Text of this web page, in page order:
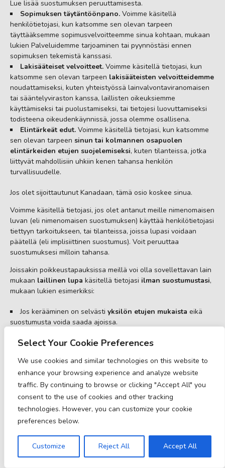
Select Your Cookie Preferences
We use cookies and similar technologies on this website to
enhance your browsing experience and analyze website
traffic. By continuing to browse or clicking "Accept All" you
consent to the use of cookies and other tracking
technologies. However, you can customize your cookie
preferences below.
Customize Reject All Accept All
Lue lisää suostumuksen peruuttamisesta.
Sopimuksen täytäntöönpano. Voimme käsitellä
henkilötietojasi, kun katsomme sen olevan tarpeen
täyttääksemme sopimusvelvoitteemme sinua kohtaan, mukaan
lukien Palveluidemme tarjoaminen tai pyynnöstäsi ennen
sopimuksen tekemistä kanssasi.
Lakisääteiset velvoitteet. Voimme käsitellä tietojasi, kun
katsomme sen olevan tarpeen lakisääteisten velvoitteidemme
noudattamiseksi, kuten yhteistyössä lainvalvontaviranomaisen
tai sääntelyviraston kanssa, laillisten oikeuksiemme
käyttämiseksi tai puolustamiseksi, tai tietojesi luovuttamiseksi
todisteena oikeudenkäynnissä, jossa olemme osallisena.
Elintärkeät edut. Voimme käsitellä tietojasi, kun katsomme
sen olevan tarpeen sinun tai kolmannen osapuolen
elintärkeiden etujen suojelemiseksi, kuten tilanteissa, jotka
liittyvät mahdollisiin uhkiin kenen tahansa henkilön
turvallisuudelle.
Jos olet sijoittautunut Kanadaan, tämä osio koskee sinua.
Voimme käsitellä tietojasi, jos olet antanut meille nimenomaisen
luvan (eli nimenomaisen suostumuksen) käyttää henkilötietojasi
tiettyyn tarkoitukseen, tai tilanteissa, joissa lupasi voidaan
päätellä (eli implisiittinen suostumus). Voit peruuttaa
suostumuksesi milloin tahansa.
Joissakin poikkeustapauksissa meillä voi olla sovellettavan lain
mukaan laillinen lupa käsitellä tietojasi ilman suostumustasi,
mukaan lukien esimerkiksi:
Jos kerääminen on selvästi yksilön etujen mukaista eikä
suostumusta voida saada ajoissa.
varten.
Jos tiedot sisältyvät todistajanlausuntoon ja kerääminen on
tarpeen vakuutusvaateen arvioimiseksi, käsittelemiseksi tai
ratkaisemiseksi.
Loukkaantuneiden, sairaiden tai kuolleiden henkilöiden
tunnistamiseen ja yhteydenpitoon lähimpään omaiseen.
Jos meillä on perusteltu syy uskoa, että henkilö on ollut, on
tai saattaa olla taloudellisen väärinkäytön uhri.
Jos on kohtuullista odottaa, että kerääminen ja käyttö
suostumuksella vaarantaisi tietojen saatavuuden tai
tarkkuuden ja kerääminen on kohtuullista sopimusrikkomuksen